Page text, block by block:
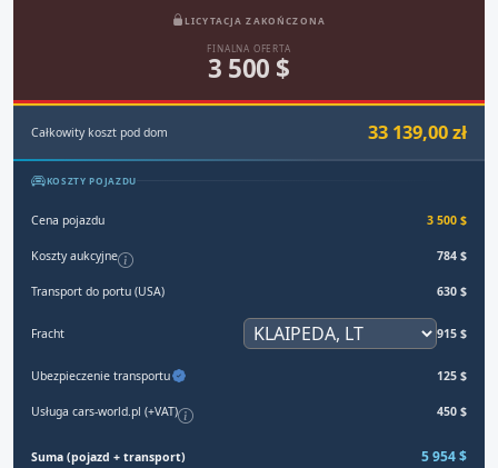
LICYTACJA ZAKOŃCZONA
FINALNA OFERTA
3 500 $
Całkowity koszt pod dom 33 139,00 zł
KOSZTY POJAZDU
Cena pojazdu 3 500 $
Koszty aukcyjne 784 $
Transport do portu (USA) 630 $
Fracht 915 $
Ubezpieczenie transportu 125 $
Usługa cars-world.pl (+VAT) 450 $
Suma (pojazd + transport) 5 954 $